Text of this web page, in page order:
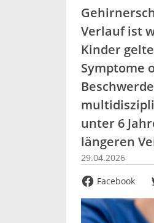
Verlauf ist
Kinder
Symptome
unter 6
längeren
29.04.2026
Facebook